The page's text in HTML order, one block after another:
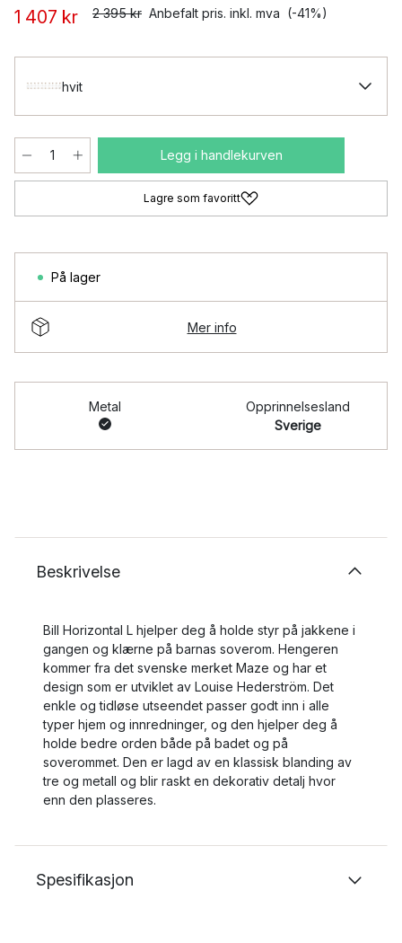
1 407 kr 2 395 kr Anbefalt pris. inkl. mva (-41%)
hvit
Legg i handlekurven
Lagre som favoritt
På lager
Mer info
Metal
Opprinnelsesland
Sverige
Beskrivelse
Bill Horizontal L hjelper deg å holde styr på jakkene i
gangen og klærne på barnas soverom. Hengeren
kommer fra det svenske merket Maze og har et
design som er utviklet av Louise Hederström. Det
enkle og tidløse utseendet passer godt inn i alle
typer hjem og innredninger, og den hjelper deg å
holde bedre orden både på badet og på
soverommet. Den er lagd av en klassisk blanding av
tre og metall og blir raskt en dekorativ detalj hvor
enn den plasseres.
Spesifikasjon